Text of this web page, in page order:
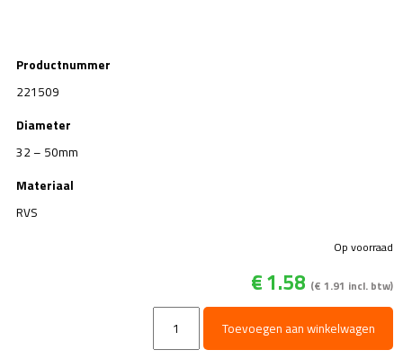
Productnummer
221509
Diameter
32 – 50mm
Materiaal
RVS
€1.58 (€ 1.91 incl. btw)
Op voorraad
Slangklem
32
Toevoegen aan winkelwagen